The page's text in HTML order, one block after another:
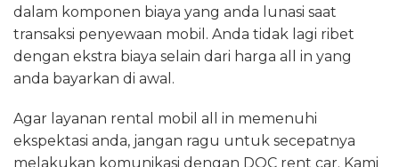
dalam komponen biaya yang anda lunasi saat
transaksi penyewaan mobil. Anda tidak lagi ribet
dengan ekstra biaya selain dari harga all in yang
anda bayarkan di awal.
Agar layanan rental mobil all in memenuhi
ekspektasi anda, jangan ragu untuk secepatnya
melakukan komunikasi dengan DOC rent car. Kami